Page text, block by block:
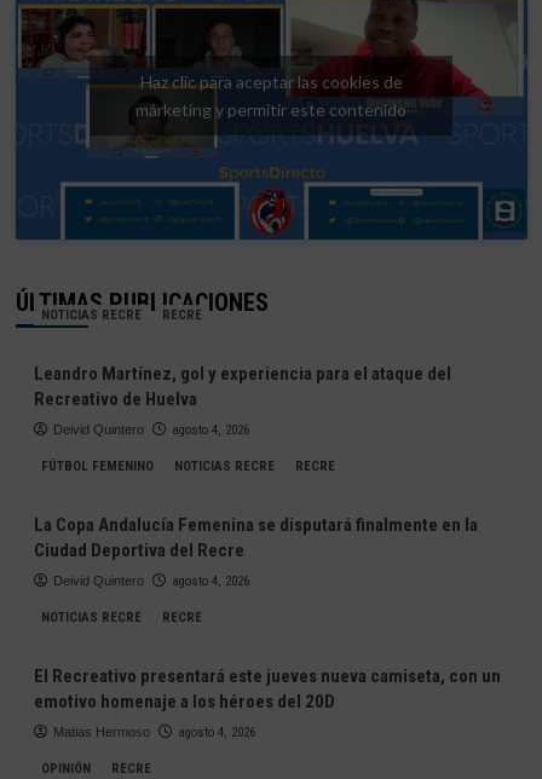
Haz clic para aceptar las cookies de
márketing y permitir este contenido
ÚLTIMAS PUBLICACIONES
NOTICIAS RECRE RECRE
Leandro Martínez, gol y experiencia para el ataque del
Recreativo de Huelva
Deivid Quintero agosto 4, 2026
FÚTBOL FEMENINO NOTICIAS RECRE RECRE
La Copa Andalucía Femenina se disputará finalmente en la
Ciudad Deportiva del Recre
Deivid Quintero agosto 4, 2026
NOTICIAS RECRE RECRE
El Recreativo presentará este jueves nueva camiseta, con un
emotivo homenaje a los héroes del 20D
Matias Hermoso agosto 4, 2026
OPINIÓN RECRE